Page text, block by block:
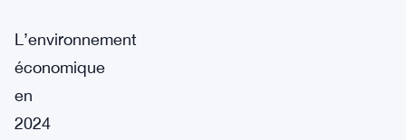
L’environnement
économique
en
2024